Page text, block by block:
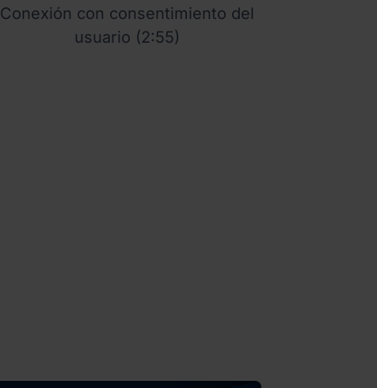
Conexión con consentimiento del
usuario (2:55)